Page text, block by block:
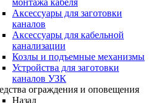
монтажа кабеля
Аксессуары для заготовки
каналов
Аксессуары для кабельной
канализации
Козлы и подъемные механизмы
Устройства для заготовки
каналов УЗК
ограждения и оповещения
Назад